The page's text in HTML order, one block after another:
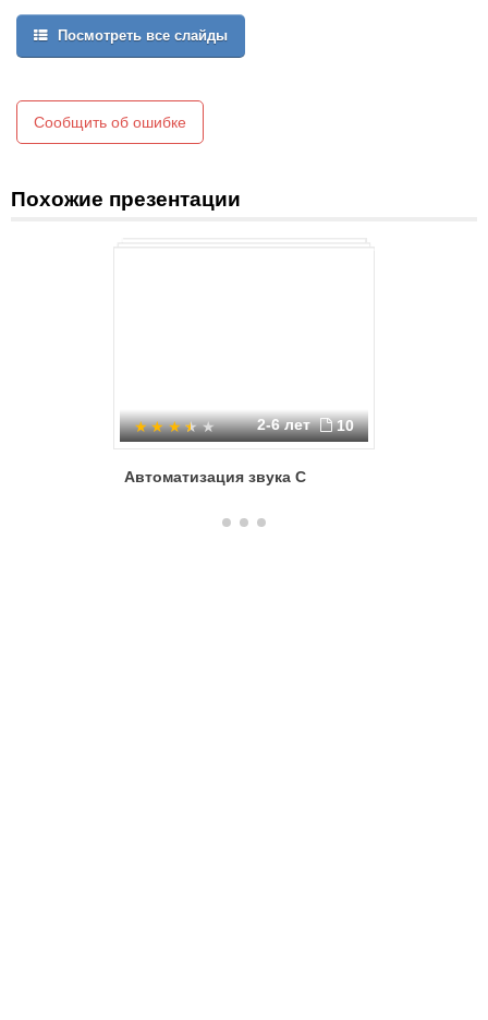
Посмотреть все слайды
Сообщить об ошибке
Похожие презентации
2-6 лет 10
Автоматизация звука С